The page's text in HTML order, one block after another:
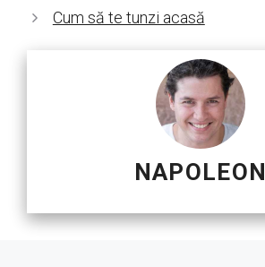
Cum să te tunzi acasă
NAPOLEON